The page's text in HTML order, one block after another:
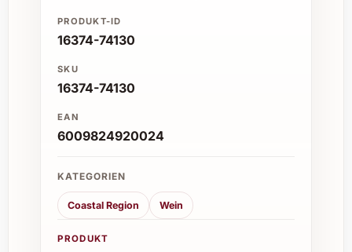
PRODUKT-ID
16374-74130
SKU
16374-74130
EAN
6009824920024
KATEGORIEN
Coastal Region Wein
PRODUKT